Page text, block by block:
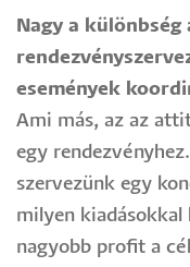
Nagy a
események
Ami más, az az
egy
szervezünk egy
milyen kiadásokkal
nagyobb profit a